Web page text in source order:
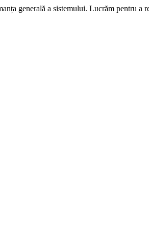
generală a sistemului. Lucrăm pentru